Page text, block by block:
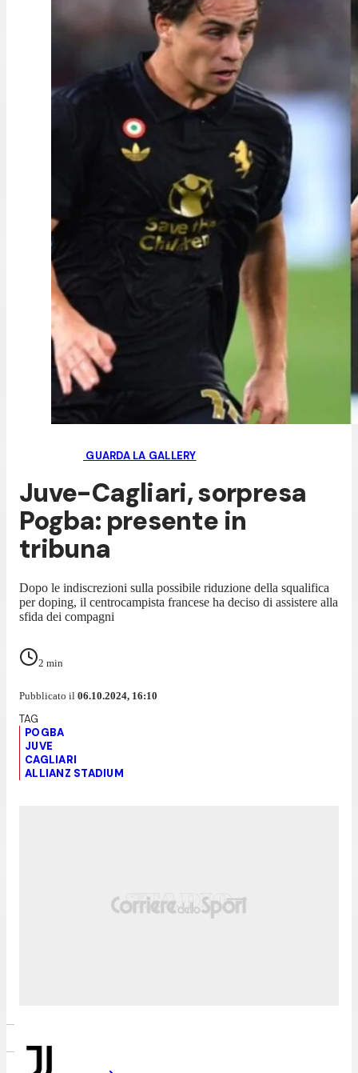
GUARDA LA GALLERY
Juve-Cagliari, sorpresa
Pogba: presente in
tribuna
Dopo le indiscrezioni sulla possibile riduzione della squalifica
per doping, il centrocampista francese ha deciso di assistere alla
sfida dei compagni
2 min
Pubblicato il 06.10.2024, 16:10
POGBA
JUVE
CAGLIARI
ALLIANZ STADIUM